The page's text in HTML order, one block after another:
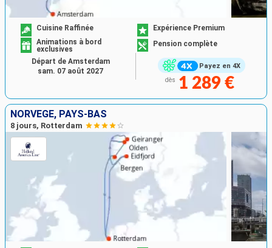
Payez en 4X
Cuisine Raffinée
Expérience Premium
Animations à bord
exclusives
Pension complète
dès 1 289 €
Départ de Amsterdam
sam. 07 août 2027
NORVÈGE, PAYS-BAS
8 jours, Rotterdam